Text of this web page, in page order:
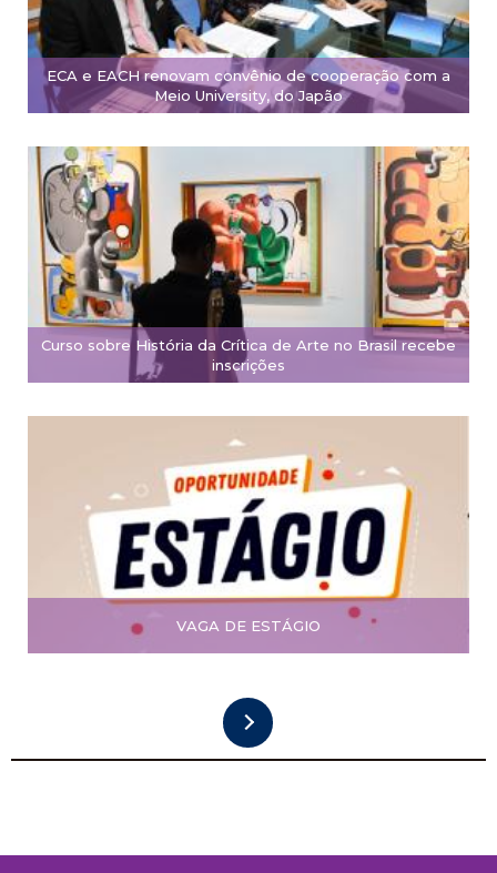
ECA e EACH renovam convênio de cooperação com a
Meio University, do Japão
Curso sobre História da Crítica de Arte no Brasil recebe
inscrições
VAGA DE ESTÁGIO